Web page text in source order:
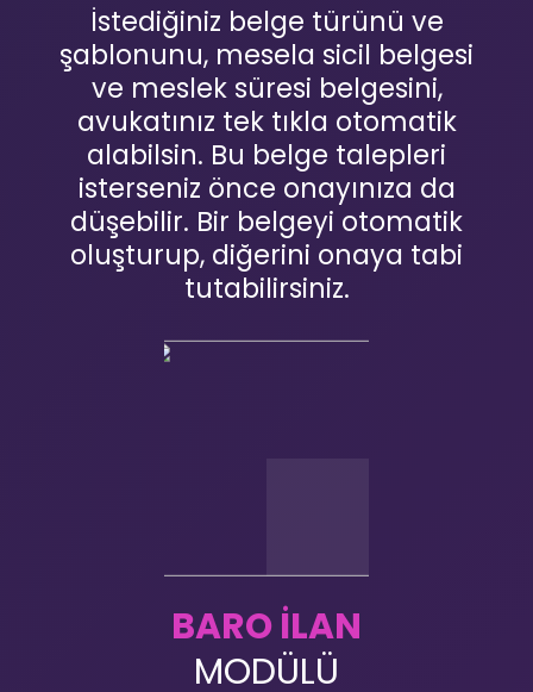
İstediğiniz belge türünü ve
şablonunu, mesela sicil belgesi
ve meslek süresi belgesini,
avukatınız tek tıkla otomatik
alabilsin. Bu belge talepleri
isterseniz önce onayınıza da
düşebilir. Bir belgeyi otomatik
oluşturup, diğerini onaya tabi
tutabilirsiniz.
BARO İLAN
MODÜLÜ